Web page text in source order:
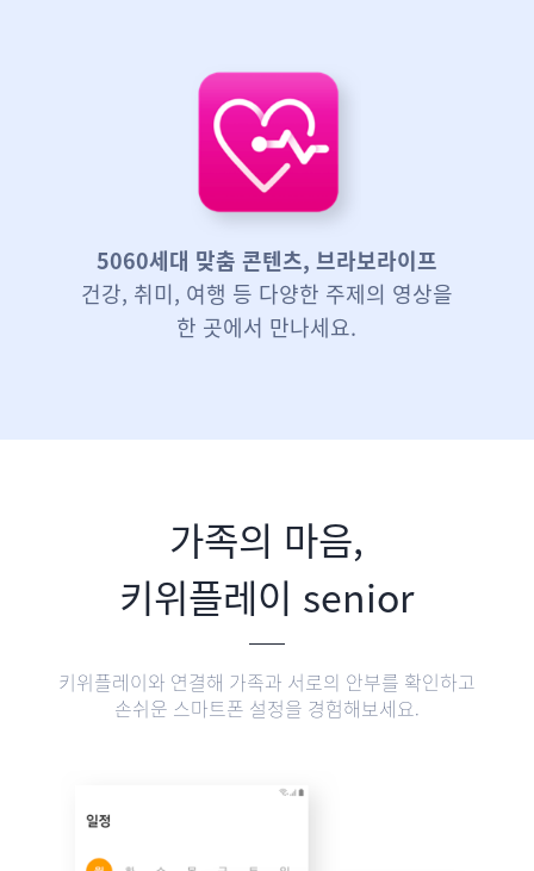
5060세대 맞춤 콘텐츠, 브라보라이프
건강, 취미, 여행 등 다양한 주제의 영상을
한 곳에서 만나세요.
가족의 마음,
키위플레이 senior
키위플레이와 연결해 가족과 서로의 안부를 확인하고
손쉬운 스마트폰 설정을 경험해보세요.